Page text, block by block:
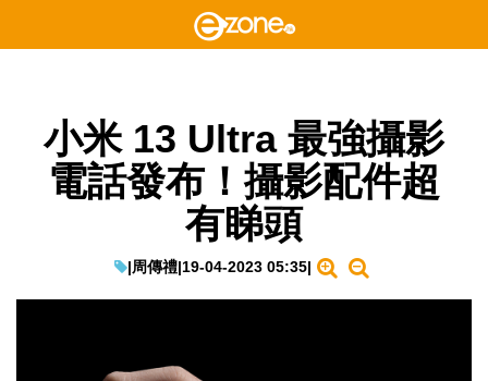
小米 13 Ultra 最強攝影
電話發布！攝影配件超
有睇頭
|周傳禮|19-04-2023 05:35|